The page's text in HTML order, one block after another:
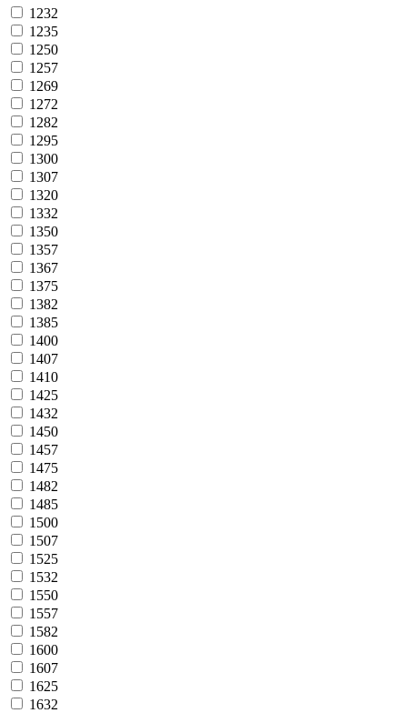
1232
1235
1250
1257
1269
1272
1282
1295
1300
1307
1320
1332
1350
1357
1367
1375
1382
1385
1400
1407
1410
1425
1432
1450
1457
1475
1482
1485
1500
1507
1525
1532
1550
1557
1582
1600
1607
1625
1632